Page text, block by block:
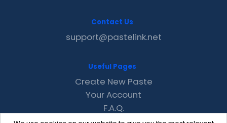
Contact Us
support@pastelink.net
Useful Pages
Create New Paste
Your Account
F.A.Q.